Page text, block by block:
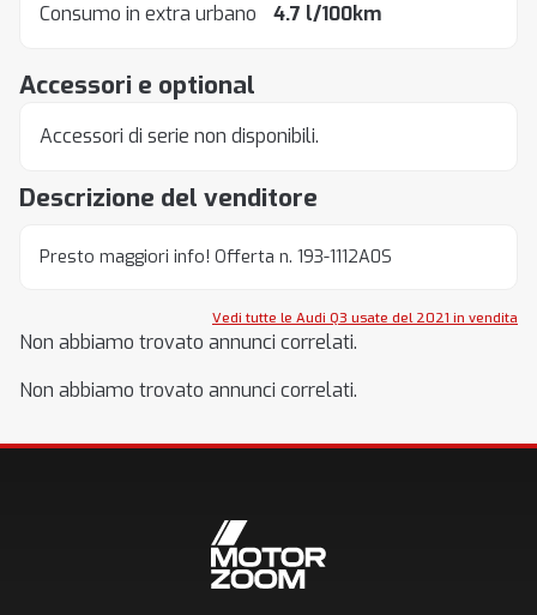
Descrizione del venditore
Presto maggiori info! Offerta n. 193-1112A0S
Accessori e optional
Accessori di serie non disponibili.
Consumo in extra urbano
4.7 l/100km
Vedi tutte le Audi Q3 usate del 2021 in vendita
Non abbiamo trovato annunci correlati.
Non abbiamo trovato annunci correlati.